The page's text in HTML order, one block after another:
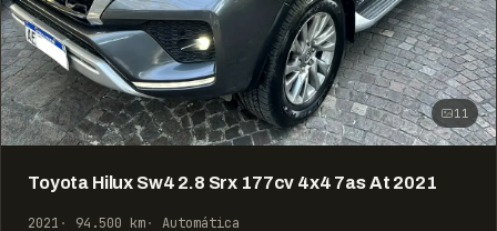
11
Toyota Hilux Sw4 2.8 Srx 177cv 4x4 7as At 2021
2021 94.500 km Automática